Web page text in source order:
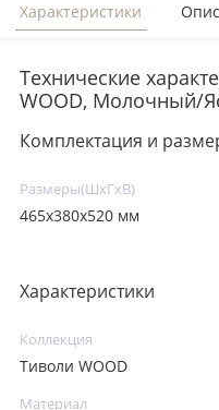
Характеристики
Технические
WOOD, Молочный/
Комплектация и
Размеры(ШxГxВ)
465х380х520 мм
Характеристики
Коллекция
Тиволи WOOD
Материал